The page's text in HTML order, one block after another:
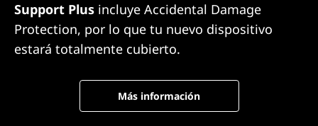
Support Plus incluye Accidental Damage
Protection, por lo que tu nuevo dispositivo
estará totalmente cubierto.
Más información